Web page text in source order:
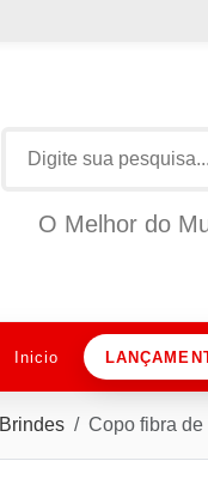
O Melhor do
Inicio
Brindes Copo fibra